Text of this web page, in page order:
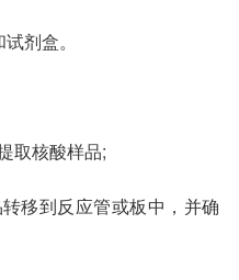
剂盒。
取核酸样品;
移到反应管或板中，并确